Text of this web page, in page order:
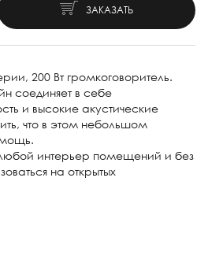
ЗАКАЗАТЬ
200 Вт громкоговоритель.
соединяет в себе
и высокие акустические
что в этом небольшом
мощь.
любой интерьер помещений и без
на открытых